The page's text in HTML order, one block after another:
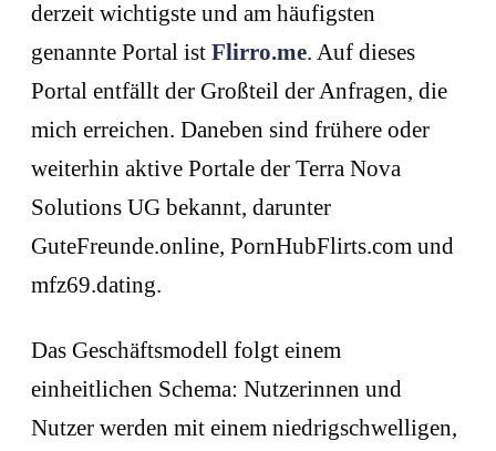
derzeit wichtigste und am häufigsten
genannte Portal ist Flirro.me. Auf dieses
Portal entfällt der Großteil der Anfragen, die
mich erreichen. Daneben sind frühere oder
weiterhin aktive Portale der Terra Nova
Solutions UG bekannt, darunter
GuteFreunde.online, PornHubFlirts.com und
mfz69.dating.
Das Geschäftsmodell folgt einem
einheitlichen Schema: Nutzerinnen und
Nutzer werden mit einem niedrigschwelligen,